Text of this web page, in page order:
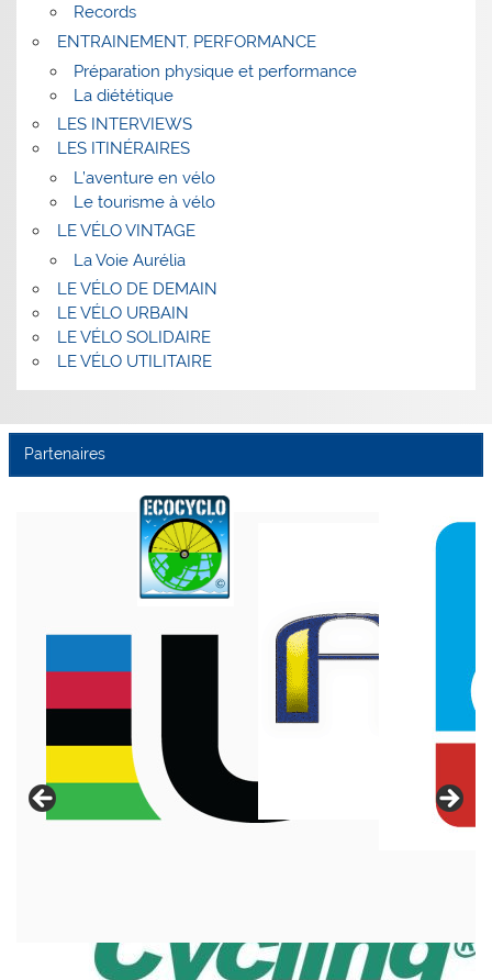
Records
ENTRAINEMENT, PERFORMANCE
Préparation physique et performance
La diététique
LES INTERVIEWS
LES ITINÉRAIRES
L’aventure en vélo
Le tourisme à vélo
LE VÉLO VINTAGE
La Voie Aurélia
LE VÉLO DE DEMAIN
LE VÉLO URBAIN
LE VÉLO SOLIDAIRE
LE VÉLO UTILITAIRE
Partenaires